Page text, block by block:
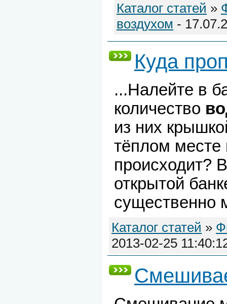
Каталог статей »
воздухом -
Куда
...Налейте в
количество
из них
тёплом месте
происходит?
открытой
существенно
Каталог статей »
2013-02-25